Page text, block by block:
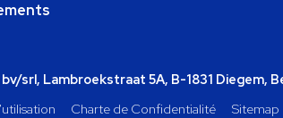
srl, Lambroekstraat 5A, B-1831 Diegem,
Charte de Confidentialité Sitemap